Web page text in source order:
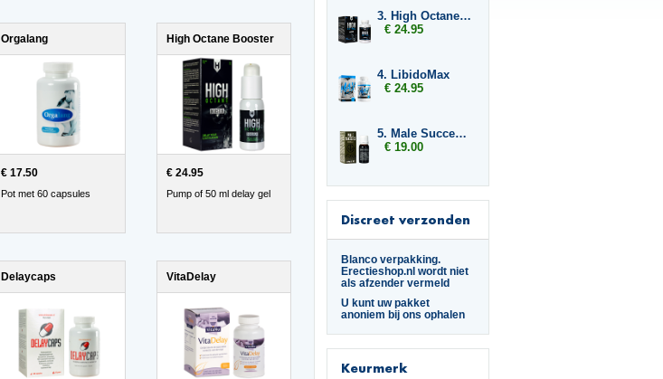
Orgalang
€ 17.50
Pot met 60 capsules
High Octane Booster
€ 24.95
Pump of 50 ml delay gel
Delaycaps VitaDelay
3. High Octane Predator
€ 24.95
4. LibidoMax
€ 24.95
5. Male Success Mood Maker
€ 19.00
Discreet verzonden
Blanco verpakking.
Erectieshop.nl wordt niet
als afzender vermeld
U kunt uw pakket
anoniem bij ons ophalen
Keurmerk